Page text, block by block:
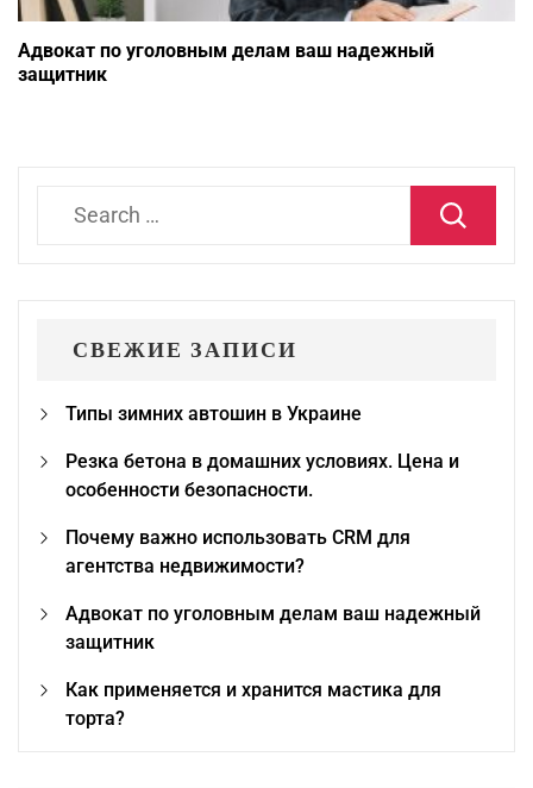
Адвокат по уголовным делам ваш надежный
защитник
СВЕЖИЕ ЗАПИСИ
Типы зимних автошин в Украине
Резка бетона в домашних условиях. Цена и
особенности безопасности.
Почему важно использовать CRM для
агентства недвижимости?
Адвокат по уголовным делам ваш надежный
защитник
Как применяется и хранится мастика для
торта?